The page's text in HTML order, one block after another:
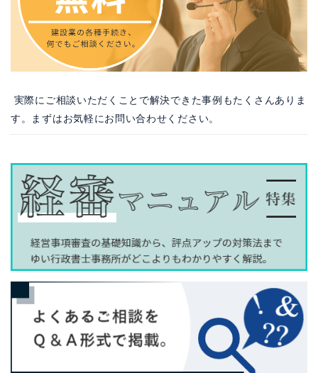
実際にご相談いただくことで解決できた事例もたくさんありま
す。まずはお気軽にお問い合わせください。